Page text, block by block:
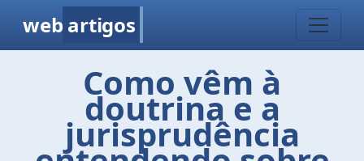
web artigos
Como vêm à
doutrina e a
jurisprudência